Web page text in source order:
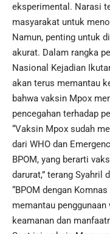
eksperimental. Narasi
masyarakat untuk
Namun, penting untuk
akurat. Dalam rangka
Nasional Kejadian
akan terus memantau
bahwa vaksin Mpox
pencegahan terhadap
“Vaksin Mpox sudah
dari WHO dan
BPOM, yang berarti
darurat,” terang Syahril
“BPOM dengan
memantau
keamanan dan